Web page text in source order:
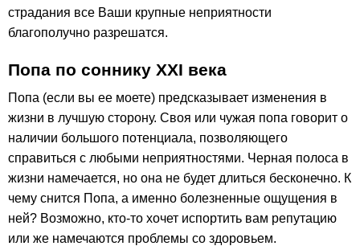
страдания все Ваши крупные неприятности
благополучно разрешатся.
Попа по соннику ХХІ века
Попа (если вы ее моете) предсказывает изменения в
жизни в лучшую сторону. Своя или чужая попа говорит о
наличии большого потенциала, позволяющего
справиться с любыми неприятностями. Черная полоса в
жизни намечается, но она не будет длиться бесконечно. К
чему снится Попа, а именно болезненные ощущения в
ней? Возможно, кто-то хочет испортить вам репутацию
или же намечаются проблемы со здоровьем.